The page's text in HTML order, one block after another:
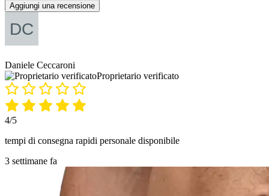
Aggiungi una recensione
Daniele Ceccaroni
Proprietario verificato
4/5
tempi di consegna rapidi personale disponibile
3 settimane fa